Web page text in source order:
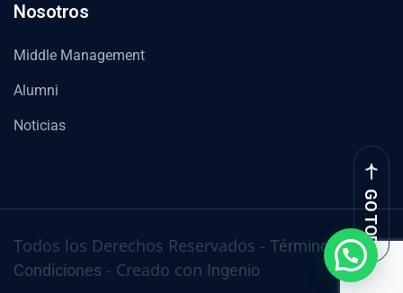
Nosotros
Middle Management
Alumni
Noticias
Todos los Derechos Reservados - Términos y
Condiciones - Creado con Ingenio
GO TOP